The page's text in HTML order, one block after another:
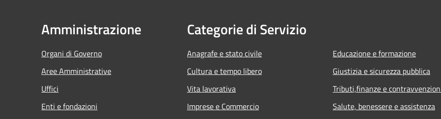
Amministrazione
Organi di Governo
Aree Amministrative
Uffici
Enti e fondazioni
Categorie di Servizio
Anagrafe e stato civile
Cultura e tempo libero
Vita lavorativa
Imprese e Commercio
Educazione e formazione
Giustizia e sicurezza pubblica
Tributi,finanze e
Salute, benessere e assistenza